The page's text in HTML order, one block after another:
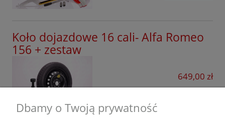
Lexus
Lynk&Co
Mazda
Mercedes
MG
Koło dojazdowe 16 cali- Alfa Romeo
156 + zestaw
649,00 zł
Dbamy o Twoją prywatność